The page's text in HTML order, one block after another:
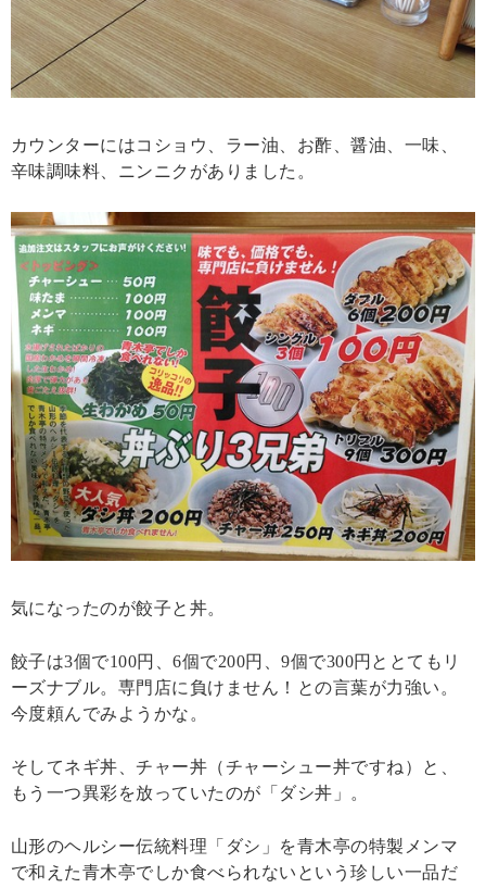
カウンターにはコショウ、ラー油、お酢、醤油、一味、
辛味調味料、ニンニクがありました。
気になったのが餃子と丼。
餃子は3個で100円、6個で200円、9個で300円ととてもリ
ーズナブル。専門店に負けません！との言葉が力強い。
今度頼んでみようかな。
そしてネギ丼、チャー丼（チャーシュー丼ですね）と、
もう一つ異彩を放っていたのが「ダシ丼」。
山形のヘルシー伝統料理「ダシ」を青木亭の特製メンマ
で和えた青木亭でしか食べられないという珍しい一品だ